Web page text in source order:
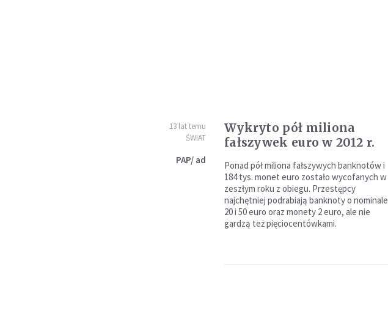
13 lat temu
ŚWIAT
PAP/ ad
Wykryto pół miliona
fałszywek euro w 2012 r.
Ponad pół miliona fałszywych banknotów i
184 tys. monet euro zostało wycofanych w
zeszłym roku z obiegu. Przestępcy
najchętniej podrabiają banknoty o nominale
20 i 50 euro oraz monety 2 euro, ale nie
gardzą też pięciocentówkami.